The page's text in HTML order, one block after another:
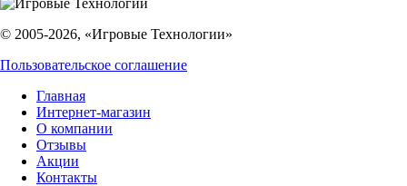
© 2005-2026, «Игровые Технологии»
Пользовательское соглашение
Главная
Интернет-магазин
О компании
Отзывы
Акции
Контакты